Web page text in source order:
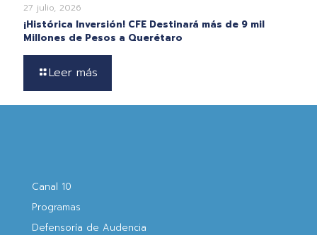
27 julio, 2026
¡Histórica Inversión! CFE Destinará más de 9 mil
Millones de Pesos a Querétaro
Leer más
Canal 10
Programas
Defensoría de Audencia